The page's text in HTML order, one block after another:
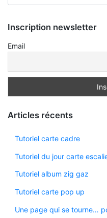
Inscription newsletter
Email
Articles récents
Tutoriel carte cadre
Tutoriel du jour carte
Tutoriel album zig gaz
Tutoriel carte pop up
Une page qui se tourne…